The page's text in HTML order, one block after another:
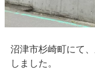
沼津市杉崎町にて
しました。